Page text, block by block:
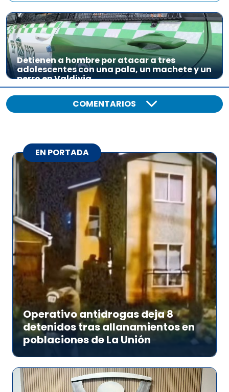
Detienen a hombre por atacar a tres
adolescentes con una pala, un machete y un
perro en Valdivia
COMENTARIOS
EN PORTADA
Operativo antidrogas deja 8
detenidos tras allanamientos en
poblaciones de La Unión